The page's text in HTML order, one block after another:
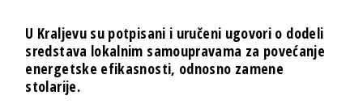
U Kraljevu su potpisani i uručeni ugovori o dodeli
sredstava lokalnim samoupravama za povećanje
energetske efikasnosti, odnosno zamene
stolarije.